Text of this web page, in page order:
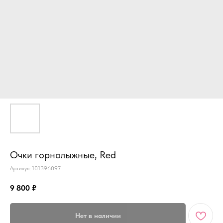
Очки горнолыжные, Red
Артикул: 101396097
9 800 ₽
Нет в наличии